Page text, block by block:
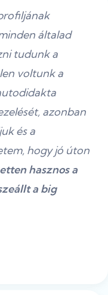
általad
tudunk a
voltunk a
azonban
és a
hogy jó úton
hasznos a
a big